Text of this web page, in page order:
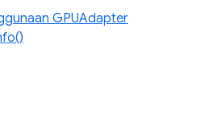
GPUAdapter